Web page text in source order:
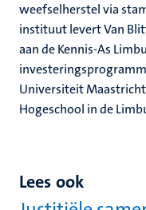
weefselherstel via
instituut levert Van
aan de Kennis-As
Universiteit
Hogeschool in de
Lees ook